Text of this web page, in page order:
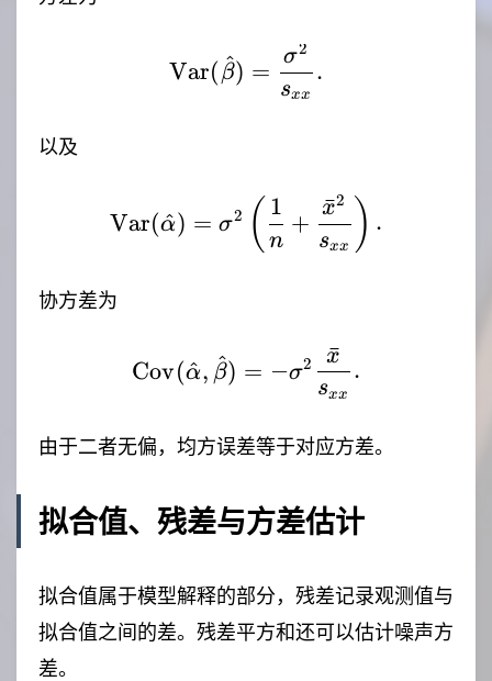
Var(β
^) =
sxx
σ2
.
以及
Var(α
^) = σ2 ( n
1
+
sxx
x
ˉ2 ) .
协方差为
Cov(α
^, β
^) = −σ2
sxx
x
ˉ
.
由于二者无偏，均方误差等于对应方差。
拟合值、残差与方差估计
拟合值属于模型解释的部分，残差记录观测值与
拟合值之间的差。残差平方和还可以估计噪声方
差。